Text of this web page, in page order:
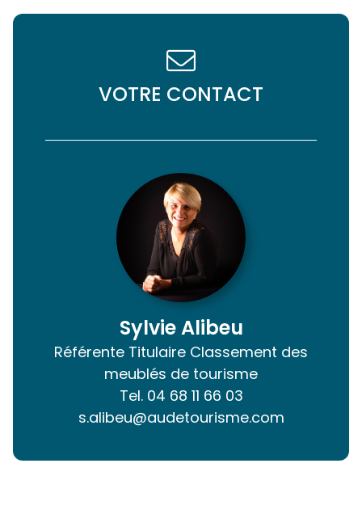
VOTRE CONTACT
Sylvie Alibeu
Référente Titulaire Classement des
meublés de tourisme
Tel.04 68 11 66 03
s.alibeu@audetourisme.com